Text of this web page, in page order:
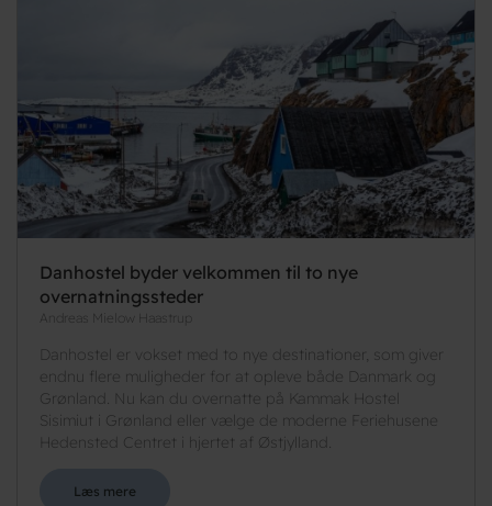
Danhostel byder velkommen til to nye
overnatningssteder
Andreas Mielow Haastrup
Danhostel er vokset med to nye destinationer, som giver
endnu flere muligheder for at opleve både Danmark og
Grønland. Nu kan du overnatte på Kammak Hostel
Sisimiut i Grønland eller vælge de moderne Feriehusene
Hedensted Centret i hjertet af Østjylland.
Læs mere